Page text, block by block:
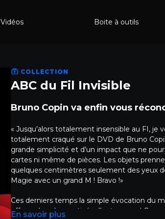
Vidéos Boite à outils
COLLECTION
ABC du Fil Invisible
Bruno Copin va enfin vous
« Jusqu’alors totalement insensible au FI, je
totalement craqué sur le DVD de Bruno
grande simplicité et d’un impact que ne
cartes ni même de pièces. Les objets
quelques centimètres seulement des yeux
Magie avec un grand M ! Bravo !»
Ces derniers temps la simple évocation du
effrayer les plus motivés d’entre vous ! Ces
En savoir plus